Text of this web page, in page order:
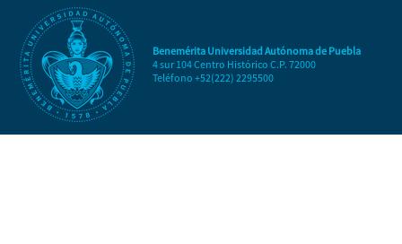
Benemérita Universidad Autónoma de Puebla
4 sur 104 Centro Histórico C.P. 72000
Teléfono +52(222) 2295500